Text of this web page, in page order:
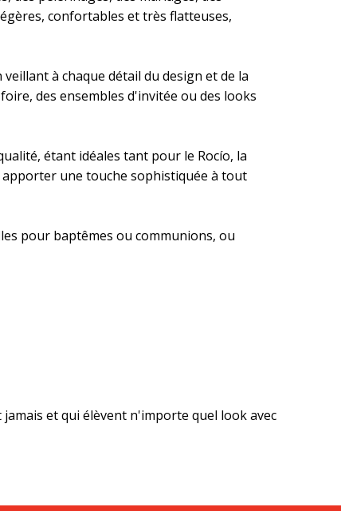
confortables et très flatteuses,
à chaque détail du design et de la
des ensembles d'invitée ou des looks
étant idéales tant pour le Rocío, la
apporter une touche sophistiquée à tout
pour baptêmes ou communions, ou
et qui élèvent n'importe quel look avec